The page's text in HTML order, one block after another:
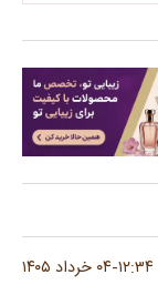
۱۲:۳۴-۰۴ خرداد ۱۴۰۵